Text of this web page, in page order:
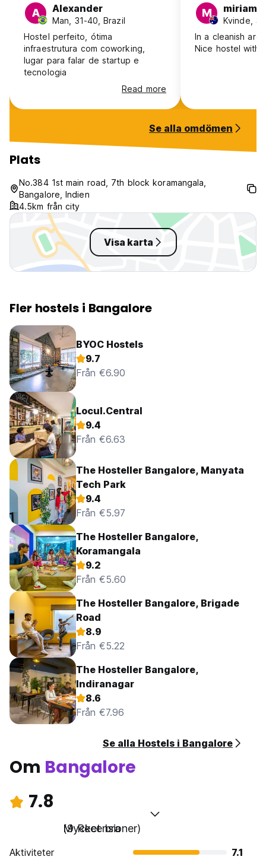
A Alexander
Man, 31-40, Brazil
Hostel perfeito, ótima
infraestrutura com coworking,
lugar para falar de startup e
tecnologia
Read more
M miriam
Kvinde,
In a cleanish
Nice hostel with
Se alla omdömen
Plats
No.384 1st main road, 7th block koramangala,
Bangalore, Indien
4.5km från city
Visa karta
Fler hostels i Bangalore
BYOC Hostels
9.7
Från €6.90
Locul.Central
9.4
Från €6.63
The Hosteller Bangalore, Manyata
Tech Park
9.4
Från €5.97
The Hosteller Bangalore,
Koramangala
9.2
Från €5.60
The Hosteller Bangalore, Brigade
Road
8.9
Från €5.22
The Hosteller Bangalore,
Indiranagar
8.6
Från €7.96
Se alla Hostels i Bangalore
Om Bangalore
7.8
Mycket bra
(9 Recensioner)
Aktiviteter
7.1